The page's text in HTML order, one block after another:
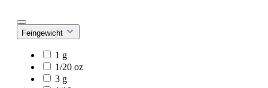
Feingewicht
1 g
1/20 oz
3 g